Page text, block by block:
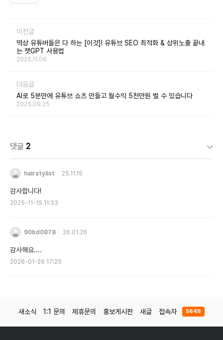
이전글
떡상 유튜버들은 다 하는 [이것]! 유튜브 SEO 최적화 & 상위노출 끝내
는 챗GPT 사용법
2025.11.06
다음글
AI로 5분만에 유튜브 쇼츠 만들고 월수익 5천만원 벌 수 있습니다
2025.09.25
댓글 2
hairstylist 25.11.15
감사합니다!
2025-11-15 11:33
90bd0878 26.01.26
감사해요....
2026-01-26 17:25
새소식 1:1 문의 제휴문의 홍보게시판 새글 접속자 5648